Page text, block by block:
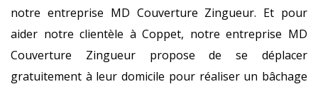
notre entreprise MD Couverture Zingueur. Et pour
aider notre clientèle à Coppet, notre entreprise MD
Couverture Zingueur propose de se déplacer
gratuitement à leur domicile pour réaliser un bâchage